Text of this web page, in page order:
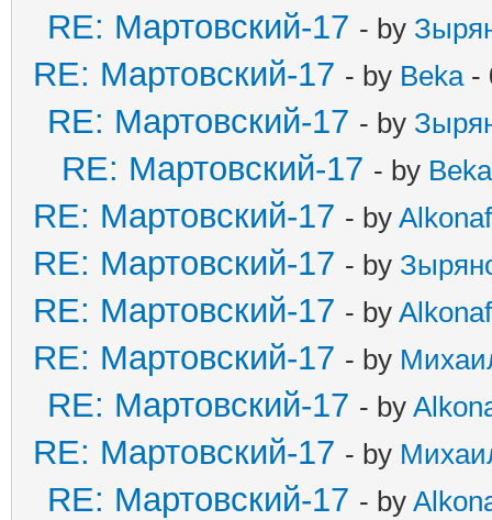
RE: Мартовский-17 - by
RE: Мартовский-17 - by Beka-
RE: Мартовский-17 - by
RE: Мартовский-17 - by Beka
RE: Мартовский-17 - by
RE: Мартовский-17 - by
RE: Мартовский-17 - by
RE: Мартовский-17 - by
RE: Мартовский-17 - by
RE: Мартовский-17 - by
RE: Мартовский-17 - by